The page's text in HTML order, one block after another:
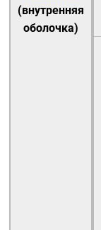
(внутренняя
оболочка)